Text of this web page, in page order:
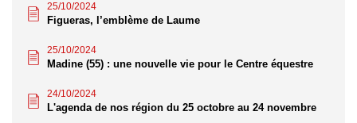
25/10/2024
Figueras, l’emblème de Laume
25/10/2024
Madine (55) : une nouvelle vie pour le Centre équestre
24/10/2024
L'agenda de nos région du 25 octobre au 24 novembre